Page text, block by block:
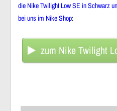
die Nike Twilight Low SE in Schwarz
bei uns im Nike Shop:
zum Nike Twilight